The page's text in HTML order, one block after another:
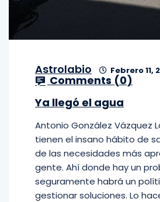
Astrolabio Febrero 11,
Comments (0)
Ya llegó el agua
Antonio González Vázquez
tienen el insano hábito de
de las necesidades más
gente. Ahí donde hay un
seguramente habrá un
gestionar soluciones. Lo